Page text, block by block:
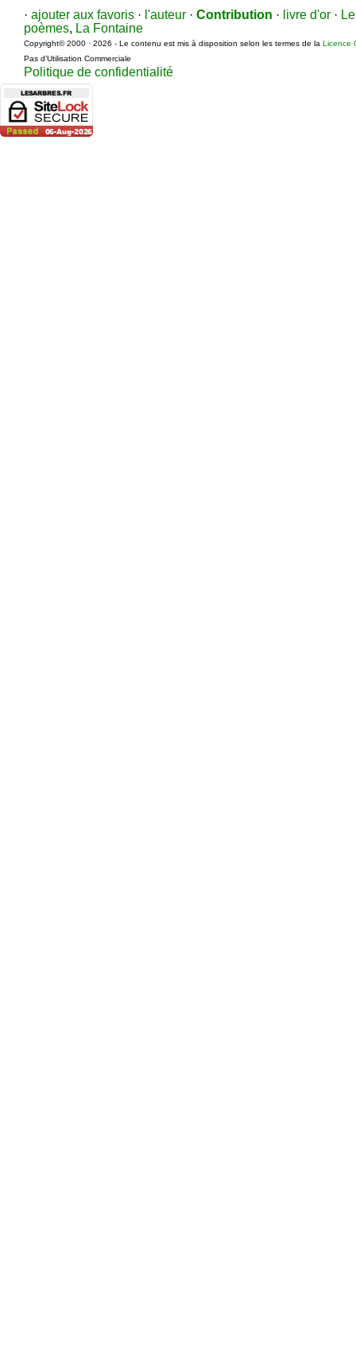
· ajouter aux favoris · l'auteur · Contribution · livre d'or ·
poèmes, La Fontaine
Copyright© 2000 · 2026 - Le contenu est mis à disposition selon les termes de la Licence
Pas d’Utilisation Commerciale
Politique de confidentialité